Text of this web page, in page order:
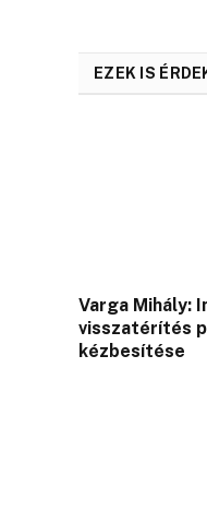
EZEK IS
Varga Mihály:
visszatérítés
kézbesítése